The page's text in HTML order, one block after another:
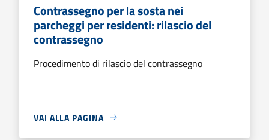
Contrassegno per la sosta nei
parcheggi per residenti: rilascio del
contrassegno
Procedimento di rilascio del contrassegno
VAI ALLA PAGINA